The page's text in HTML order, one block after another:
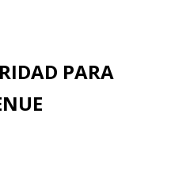
PARA